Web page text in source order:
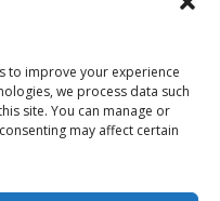
to improve your experience
we process data such
site. You can manage or
may affect certain
by Enfold WordPress